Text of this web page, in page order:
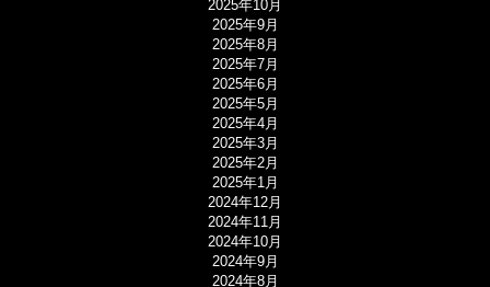
2025年10月
2025年9月
2025年8月
2025年7月
2025年6月
2025年5月
2025年4月
2025年3月
2025年2月
2025年1月
2024年12月
2024年11月
2024年10月
2024年9月
2024年8月